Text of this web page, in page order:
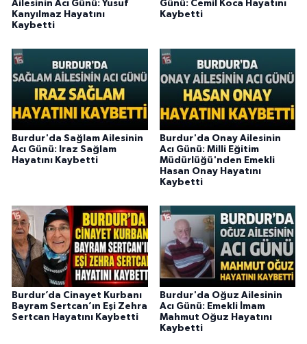
Ailesinin Acı Günü: Yusuf
Kanyılmaz Hayatını
Kaybetti
Günü: Cemil Koca Hayatını
Kaybetti
Burdur'da Sağlam Ailesinin
Acı Günü: Iraz Sağlam
Hayatını Kaybetti
Burdur'da Onay Ailesinin
Acı Günü: Milli Eğitim
Müdürlüğü'nden Emekli
Hasan Onay Hayatını
Kaybetti
Burdur’da Cinayet Kurbanı
Bayram Sertcan’ın Eşi Zehra
Sertcan Hayatını Kaybetti
Burdur'da Oğuz Ailesinin
Acı Günü: Emekli İmam
Mahmut Oğuz Hayatını
Kaybetti